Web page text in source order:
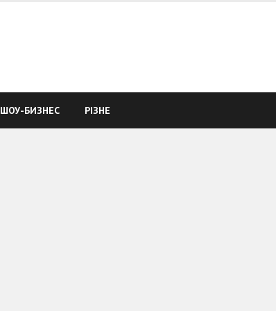
ШОУ-БИЗНЕС РІЗНЕ